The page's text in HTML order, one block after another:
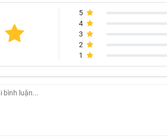
5
4
3
2
1